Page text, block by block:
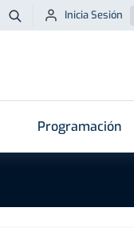
Buscar
Inicia Sesión
Programación